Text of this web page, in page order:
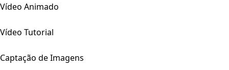
Vídeo Animado
Vídeo Tutorial
Captação de Imagens